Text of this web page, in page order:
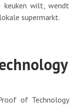
keuken wilt, wendt
supermarkt.
of Technology